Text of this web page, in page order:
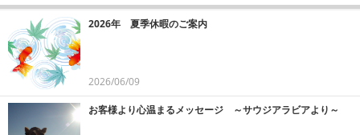
2026年 夏季休暇のご案内
2026/06/09
お客様より心温まるメッセージ ～サウジアラビアより～